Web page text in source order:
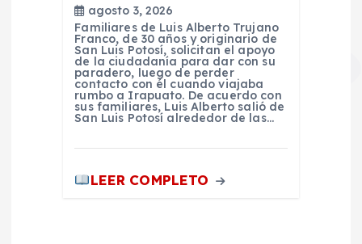
agosto 3, 2026
Familiares de Luis Alberto Trujano
Franco, de 30 años y originario de
San Luis Potosí, solicitan el apoyo
de la ciudadanía para dar con su
paradero, luego de perder
contacto con él cuando viajaba
rumbo a Irapuato. De acuerdo con
sus familiares, Luis Alberto salió de
San Luis Potosí alrededor de las…
LEER COMPLETO